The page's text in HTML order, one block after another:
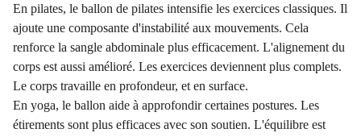
En pilates, le ballon de pilates intensifie les exercices classiques. Il
ajoute une composante d'instabilité aux mouvements. Cela
renforce la sangle abdominale plus efficacement. L'alignement du
corps est aussi amélioré. Les exercices deviennent plus complets.
Le corps travaille en profondeur, et en surface.
En yoga, le ballon aide à approfondir certaines postures. Les
étirements sont plus efficaces avec son soutien. L'équilibre est